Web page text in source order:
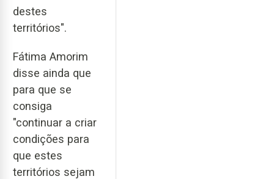
destes
territórios".
Fátima Amorim
disse ainda que
para que se
consiga
"continuar a criar
condições para
que estes
territórios sejam